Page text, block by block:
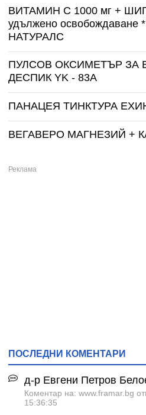
ВИТАМИН С 1000 мг +
удължено освобождаване
НАТУРАЛС
ПУЛСОВ ОКСИМЕТЪР ЗА
ДЕСПИК YK - 83A
ПАНАЦЕЯ ТИНКТУРА
ВЕГАВЕРО МАГНЕЗИЙ +
ПОСЛЕДНИ КОМЕНТАРИ
д-р Евгени Петров
Коментар на: www.framar.bg
15:36:35